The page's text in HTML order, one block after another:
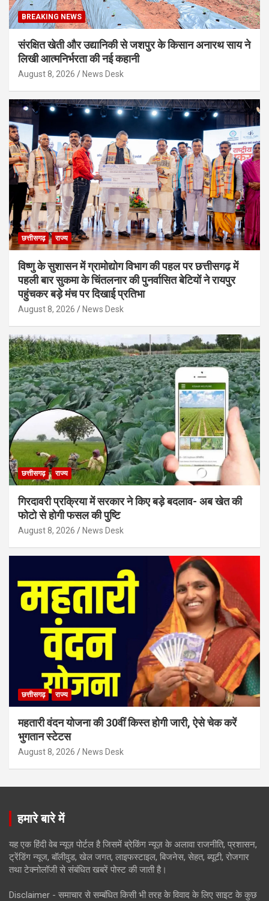
BREAKING NEWS
संरक्षित खेती और उद्यानिकी से जशपुर के किसान अनारथ साय ने
लिखी आत्मनिर्भरता की नई कहानी
August 8, 2026 News Desk
छत्तीसगढ़ राज्य
विष्णु के सुशासन में ग्रामोद्योग विभाग की पहल पर छत्तीसगढ़ में
पहली बार सुकमा के चिंतलनार की पुनर्वासित बेटियों ने रायपुर
पहुंचकर बड़े मंच पर दिखाई प्रतिभा
August 8, 2026 News Desk
छत्तीसगढ़ राज्य
गिरदावरी प्रक्रिया में सरकार ने किए बड़े बदलाव- अब खेत की
फोटो से होगी फसल की पुष्टि
August 8, 2026 News Desk
छत्तीसगढ़ राज्य
महतारी वंदन योजना की 30वीं किस्त होगी जारी, ऐसे चेक करें
भुगतान स्टेटस
August 8, 2026 News Desk
हमारे बारे में
यह एक हिंदी वेब न्यूज़ पोर्टल है जिसमें ब्रेकिंग न्यूज़ के अलावा राजनीति, प्रशासन,
ट्रेंडिंग न्यूज, बॉलीवुड, खेल जगत, लाइफस्टाइल, बिजनेस, सेहत, ब्यूटी, रोजगार
तथा टेक्नोलॉजी से संबंधित खबरें पोस्ट की जाती है।
Disclaimer - समाचार से सम्बंधित किसी भी तरह के विवाद के लिए साइट के कुछ